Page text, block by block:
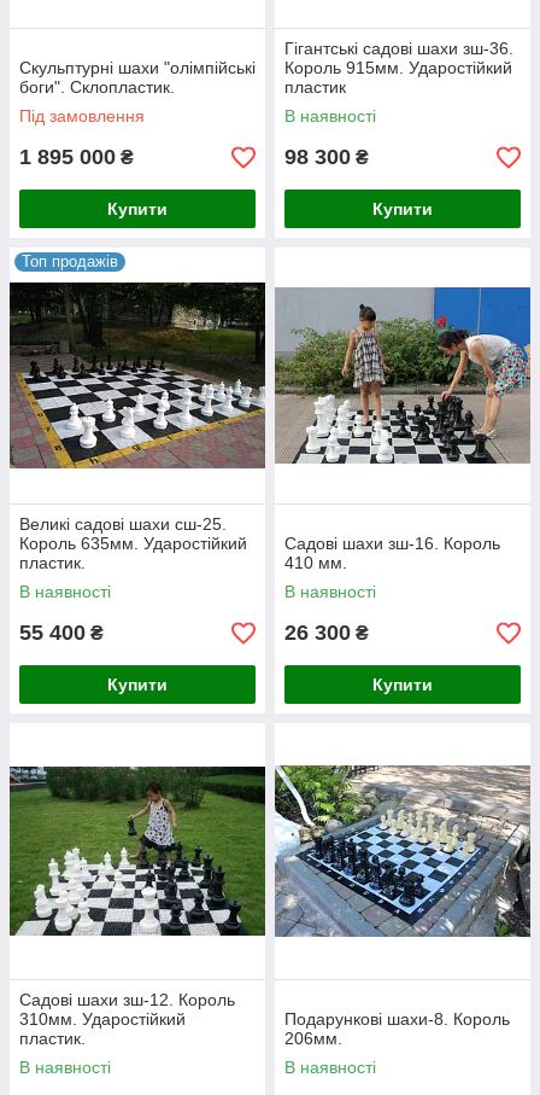
Скульптурні шахи "олімпійські
боги". Склопластик.
Під замовлення
1 895 000 ₴
Купити
Гігантські садові шахи зш-36.
Король 915мм. Ударостійкий
пластик
В наявності
98 300 ₴
Купити
Топ продажів
Великі садові шахи сш-25.
Король 635мм. Ударостійкий
пластик.
В наявності
55 400 ₴
Купити
Садові шахи зш-16. Король
410 мм.
В наявності
26 300 ₴
Купити
Садові шахи зш-12. Король
310мм. Ударостійкий
пластик.
В наявності
Подарункові шахи-8. Король
206мм.
В наявності